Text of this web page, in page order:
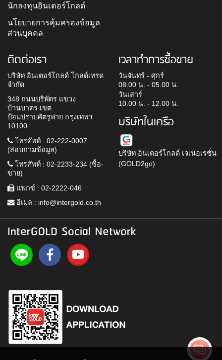
นักลงทุนอินเตอร์โกลด์
นโยบายการคุ้มครองข้อมูล
ส่วนบุคคล
ติดต่อเรา
บริษัท อินเตอร์โกลด์ โกลด์เทรด
จำกัด
348 ถนนบริพัตร แขวง
บ้านบาตร เขต
ป้อมปราบศัตรูพ่าย กรุงเทพฯ
10100
โทรศัพท์ : 02-222-0007
(สอบถามข้อมูล)
โทรศัพท์ : 02-2233-234 (ซื้อ-
ขาย)
แฟกซ์ : 02-2222-046
อีเมล : info@intergold.co.th
เวลาทำการซื้อขาย
วันจันทร์ - ศุกร์
08.00 น. - 05.00 น.
วันเสาร์
10.00 น. - 12.00 น.
บริษัทในเครือ
บริษัท อินเตอร์โกลด์ เจเนอเรชั่น
(GOLD2go)
InterGOLD Social Network